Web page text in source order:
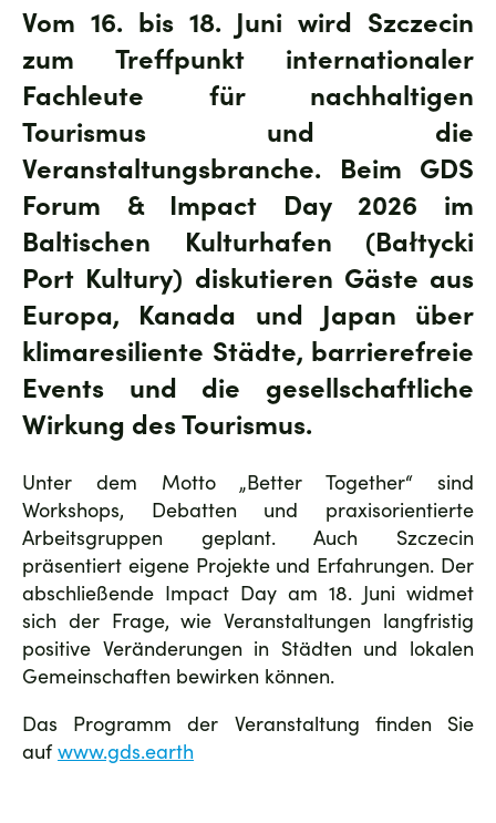
Vom 16. bis 18. Juni wird Szczecin
zum Treffpunkt internationaler
Fachleute für nachhaltigen
Tourismus und die
Veranstaltungsbranche. Beim GDS
Forum & Impact Day 2026 im
Baltischen Kulturhafen (Bałtycki
Port Kultury) diskutieren Gäste aus
Europa, Kanada und Japan über
klimaresiliente Städte, barrierefreie
Events und die gesellschaftliche
Wirkung des Tourismus.
Unter dem Motto „Better Together“ sind
Workshops, Debatten und praxisorientierte
Arbeitsgruppen geplant. Auch Szczecin
präsentiert eigene Projekte und Erfahrungen. Der
abschließende Impact Day am 18. Juni widmet
sich der Frage, wie Veranstaltungen langfristig
positive Veränderungen in Städten und lokalen
Gemeinschaften bewirken können.
Das Programm der Veranstaltung finden Sie
aufwww.gds.earth